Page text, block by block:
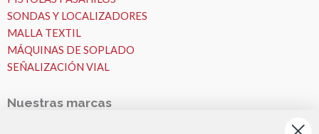
SONDAS Y LOCALIZADORES
MALLA TEXTIL
MÁQUINAS DE SOPLADO
SEÑALIZACIÓN VIAL
Nuestras marcas